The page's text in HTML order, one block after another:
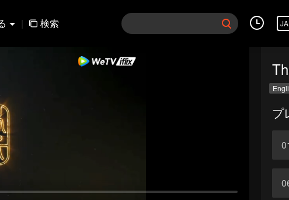
| 検索 JA
プ